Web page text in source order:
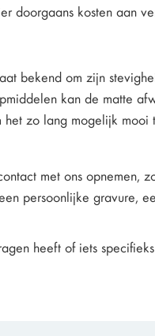
doorgaans kosten aan
bekend om zijn
kan de matte
zo lang mogelijk mooi
met ons opnemen,
persoonlijke gravure,
heeft of iets